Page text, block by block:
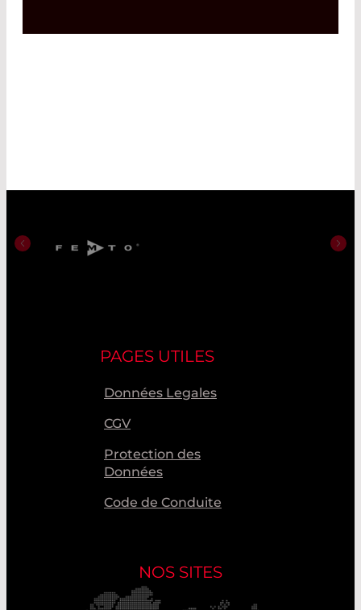
PAGES UTILES
Données Legales
CGV
Protection des
Données
Code de Conduite
NOS SITES